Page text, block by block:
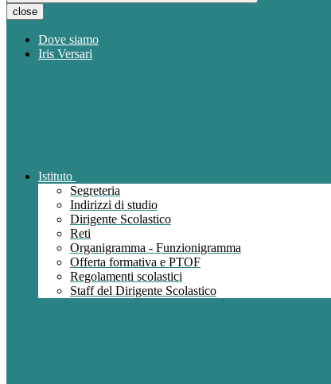
close
Dove siamo
Iris Versari
Istituto
Segreteria
Indirizzi di studio
Dirigente Scolastico
Reti
Organigramma - Funzionigramma
Offerta formativa e PTOF
Regolamenti scolastici
Staff del Dirigente Scolastico